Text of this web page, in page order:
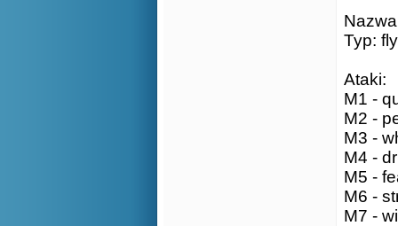
Typ:
Ataki:
M1 -
M2 -
M3 -
M4 -
M5 -
M6 -
M7 -